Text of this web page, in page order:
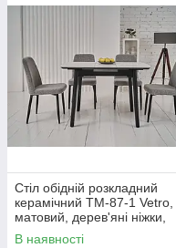
Стіл обідній розкладний
керамічний TM-87-1 Vetro,
матовий, дерев'яні ніжки,
білий мармур / чорний
В наявності